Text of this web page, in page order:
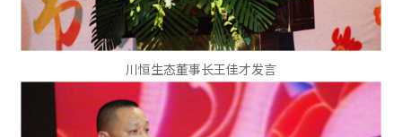
川恒生态董事长王佳才发言